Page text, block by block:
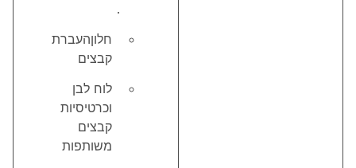
.
חלוןהעברת
קבצים
לוח לבן
וכרטיסיות
קבצים
משותפות